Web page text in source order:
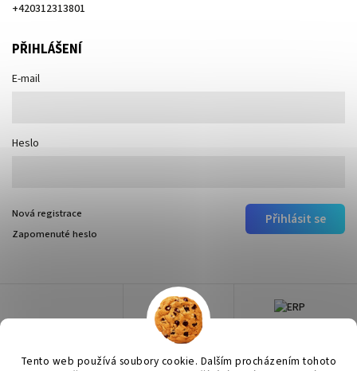
Tento web používá soubory cookie. Dalším procházením tohoto
+420312313801
PŘIHLÁŠENÍ
E-mail
Heslo
Přihlásit se
Nová registrace
Zapomenuté heslo